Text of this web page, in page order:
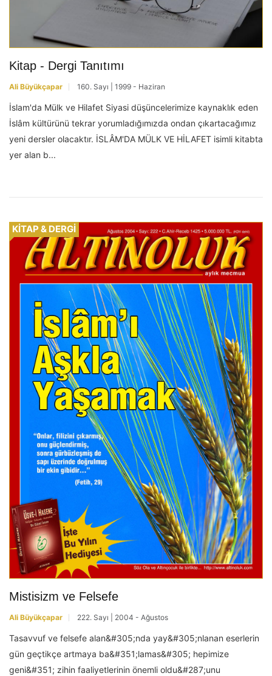
Kitap - Dergi Tanıtımı
Ali Büyükçapar 160. Sayı | 1999 - Haziran
İslam'da Mülk ve Hilafet Siyasi düşüncelerimize kaynaklık eden
İslâm kültürünü tekrar yorumladığımızda ondan çıkartacağımız
yeni dersler olacaktır. İSLÂM'DA MÜLK VE HİLAFET isimli kitabta
yer alan b...
KİTAP & DERGİ
Mistisizm ve Felsefe
Ali Büyükçapar 222. Sayı | 2004 - Ağustos
Tasavvuf ve felsefe alan&#305;nda yay&#305;nlanan eserlerin
gün geçtikçe artmaya ba&#351;lamas&#305; hepimize
geni&#351; zihin faaliyetlerinin önemli oldu&#287;unu